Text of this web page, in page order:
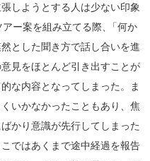
しようとする人は少ない印象
ー案を組み立てる際
「何か
とした聞き方で話し合いを進
見をほとんど引き出すことが
な内容となってしまった。ま
いかなかったこともあり、焦
かり意識が先行してしまった
ではあくまで途中経過を報告